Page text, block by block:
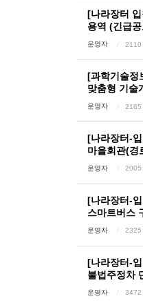
[나라장터
용역 (긴급
운영자 2110
[과학기술정
맞춤형 기술
운영자 2165
[나라장터-
마을회관(경
운영자 2005
[나라장터-
스마트버스
운영자 2325
[나라장터-
불법주정차
운영자 3472